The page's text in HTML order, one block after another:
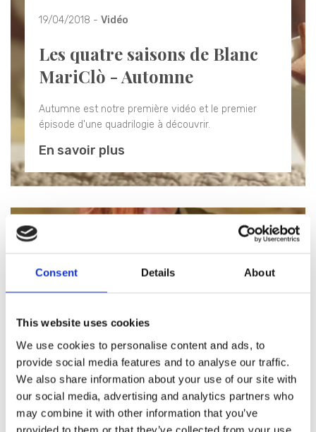
Consent Details About
This website uses cookies
We use cookies to personalise content and ads, to
provide social media features and to analyse our traffic.
We also share information about your use of our site with
our social media, advertising and analytics partners who
may combine it with other information that you’ve
provided to them or that they’ve collected from your use
19/04/2018 - Vidéo
Les quatre saisons de Blanc
MariClò - Automne
Autumne est notre première vidéo et le premier
épisode d'une quadrilogie à découvrir.
En savoir plus